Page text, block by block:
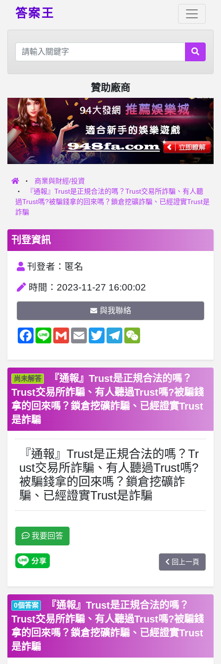
答案王
贊助廠商
商業與財經/投資
『通報』Trust是正規合法的嗎？Trust交易所詐騙、有人聽
過Trust嗎?被騙錢拿的回來嗎？鎖倉挖礦詐騙、已經證實Trust是
詐騙
刊登資訊
刊登者：匿名
時間：2023-11-27 16:00:02
與我聯絡
Facebook
Line GmailEmail TwitterTelegramWeChat
尚未解答
『通報』Trust是正規合法的嗎？
Trust交易所詐騙、有人聽過Trust嗎?被騙錢
拿的回來嗎？鎖倉挖礦詐騙、已經證實Trust
是詐騙
『通報』Trust是正規合法的嗎？Tr
ust交易所詐騙、有人聽過Trust嗎?
被騙錢拿的回來嗎？鎖倉挖礦詐
騙、已經證實Trust是詐騙
我要回答
回上一頁
0個答案
『通報』Trust是正規合法的嗎？
Trust交易所詐騙、有人聽過Trust嗎?被騙錢
拿的回來嗎？鎖倉挖礦詐騙、已經證實Trust
是詐騙